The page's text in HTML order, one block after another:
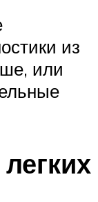
из
или